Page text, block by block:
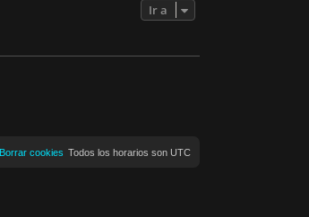
Ir a
Todos los horarios son UTC
Borrar cookies